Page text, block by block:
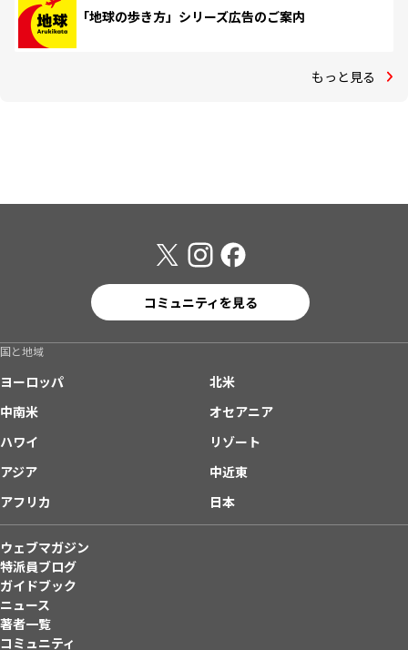
「地球の歩き方」シリーズ広告のご案内
もっと見る
コミュニティを見る
国と地域
ヨーロッパ
北米
中南米
オセアニア
ハワイ
リゾート
アジア
中近東
アフリカ
日本
ウェブマガジン
特派員ブログ
ガイドブック
ニュース
著者一覧
コミュニティ